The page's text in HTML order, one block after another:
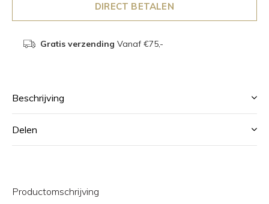
DIRECT BETALEN
Gratis verzending Vanaf €75,-
Beschrijving
Delen
Productomschrijving